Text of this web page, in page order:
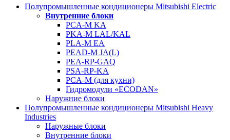
Полупромышленные кондиционеры Mitsubishi Electric
Внутренние блоки
PCA-M KA
PKA-M LAL/KAL
PLA-M EA
PEAD-M JA(L)
PEA-RP-GAQ
PSA-RP-KA
PCA-M (для кухни)
Гидромодули «ECODAN»
Наружние блоки
Полупромышленные кондиционеры Mitsubishi Heavy
Industries
Наружные блоки
Внутренние блоки